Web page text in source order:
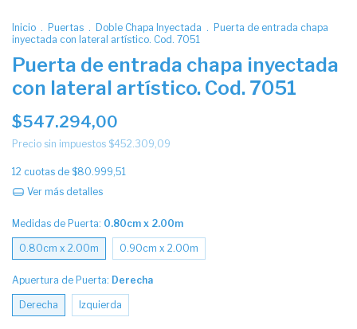
Inicio . Puertas . Doble Chapa Inyectada . Puerta de entrada chapa
inyectada con lateral artístico. Cod. 7051
Puerta de entrada chapa inyectada
con lateral artístico. Cod. 7051
$547.294,00
Precio sin impuestos $452.309,09
12 cuotas de $80.999,51
Ver más detalles
Medidas de Puerta: 0.80cm x 2.00m
0.80cm x 2.00m 0.90cm x 2.00m
Apuertura de Puerta: Derecha
Derecha Izquierda